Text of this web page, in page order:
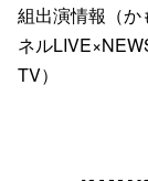
組出演情報（か
ネル
TV）